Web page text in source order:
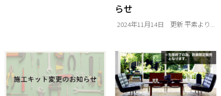
らせ
2024年11月14日 更新 平素より...